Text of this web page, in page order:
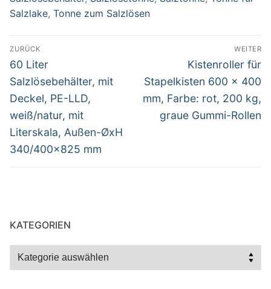
Salzlake, Tonne zum Salzlösen
Beitragsnavigation
ZURÜCK
Vorheriger
Beitrag:
60 Liter
Salzlösebehälter, mit
Deckel, PE-LLD,
weiß/natur, mit
Literskala, Außen-ØxH
340/400×825 mm
WEITER
Nächster
Beitrag:
Kistenroller für
Stapelkisten 600 x 400
mm, Farbe: rot, 200 kg,
graue Gummi-Rollen
KATEGORIEN
Kategorien